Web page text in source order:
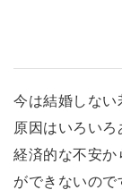
今は結婚しない
原因はいろいろ
経済的な不安か
ができないので